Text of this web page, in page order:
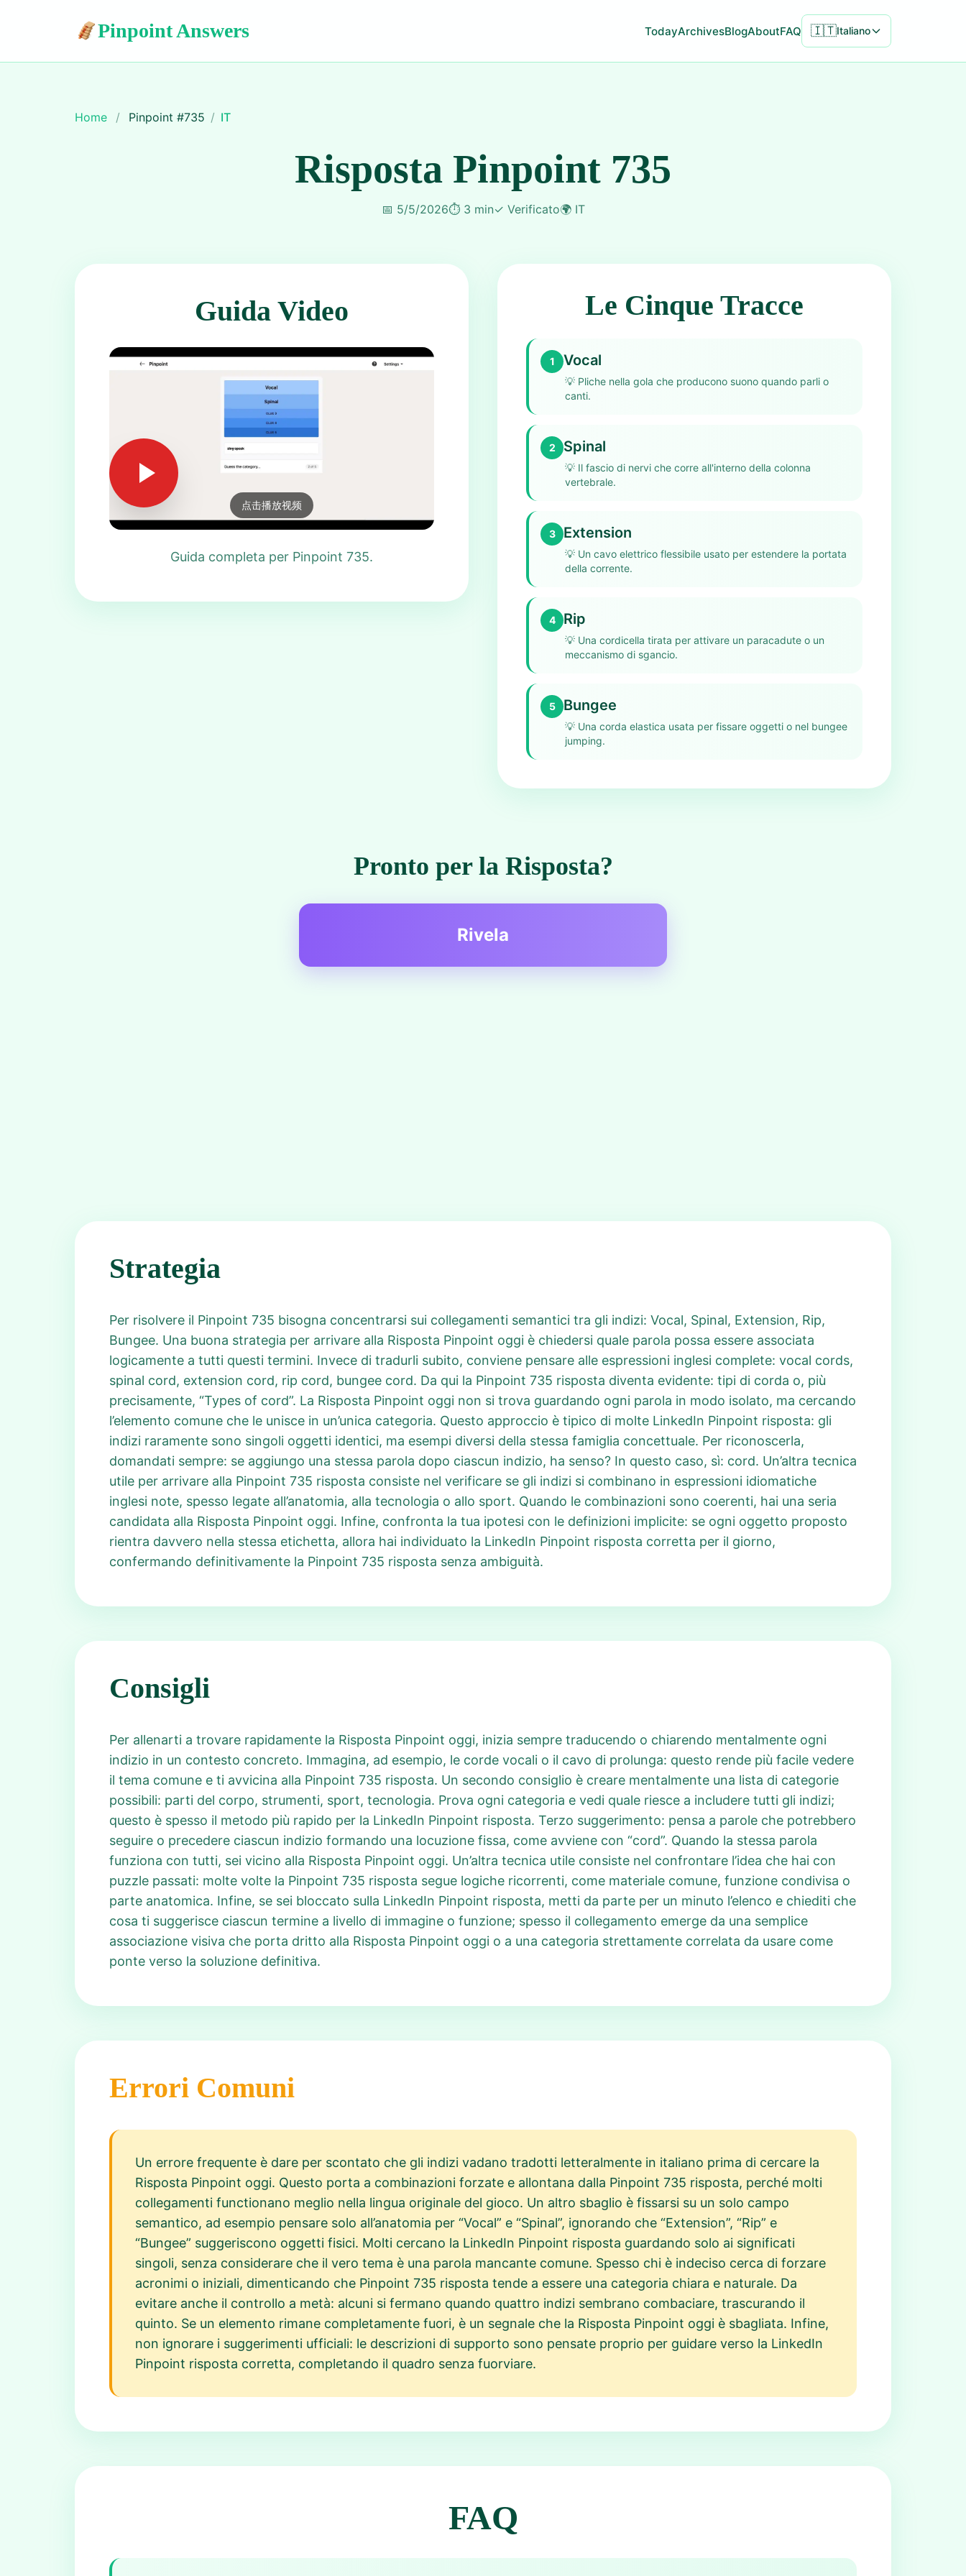
Pinpoint Answers TodayArchivesBlogAboutFAQ 🇮🇹Italiano
Home / Pinpoint #735 / IT
Risposta Pinpoint 735
📅 5/5/2026⏱️ 3 min✓ Verificato🌍 IT
Guida Video
点击播放视频
Guida completa per Pinpoint 735.
Le Cinque Tracce
1 Vocal
💡 Pliche nella gola che producono suono quando parli o
canti.
2 Spinal
💡 Il fascio di nervi che corre all'interno della colonna
vertebrale.
3 Extension
💡 Un cavo elettrico flessibile usato per estendere la portata
della corrente.
4 Rip
💡 Una cordicella tirata per attivare un paracadute o un
meccanismo di sgancio.
5 Bungee
💡 Una corda elastica usata per fissare oggetti o nel bungee
jumping.
Pronto per la Risposta?
Rivela
Strategia
Per risolvere il Pinpoint 735 bisogna concentrarsi sui collegamenti semantici tra gli indizi: Vocal, Spinal, Extension, Rip,
Bungee. Una buona strategia per arrivare alla Risposta Pinpoint oggi è chiedersi quale parola possa essere associata
logicamente a tutti questi termini. Invece di tradurli subito, conviene pensare alle espressioni inglesi complete: vocal cords,
spinal cord, extension cord, rip cord, bungee cord. Da qui la Pinpoint 735 risposta diventa evidente: tipi di corda o, più
precisamente, “Types of cord”. La Risposta Pinpoint oggi non si trova guardando ogni parola in modo isolato, ma cercando
l’elemento comune che le unisce in un’unica categoria. Questo approccio è tipico di molte LinkedIn Pinpoint risposta: gli
indizi raramente sono singoli oggetti identici, ma esempi diversi della stessa famiglia concettuale. Per riconoscerla,
domandati sempre: se aggiungo una stessa parola dopo ciascun indizio, ha senso? In questo caso, sì: cord. Un’altra tecnica
utile per arrivare alla Pinpoint 735 risposta consiste nel verificare se gli indizi si combinano in espressioni idiomatiche
inglesi note, spesso legate all’anatomia, alla tecnologia o allo sport. Quando le combinazioni sono coerenti, hai una seria
candidata alla Risposta Pinpoint oggi. Infine, confronta la tua ipotesi con le definizioni implicite: se ogni oggetto proposto
rientra davvero nella stessa etichetta, allora hai individuato la LinkedIn Pinpoint risposta corretta per il giorno,
confermando definitivamente la Pinpoint 735 risposta senza ambiguità.
Consigli
Per allenarti a trovare rapidamente la Risposta Pinpoint oggi, inizia sempre traducendo o chiarendo mentalmente ogni
indizio in un contesto concreto. Immagina, ad esempio, le corde vocali o il cavo di prolunga: questo rende più facile vedere
il tema comune e ti avvicina alla Pinpoint 735 risposta. Un secondo consiglio è creare mentalmente una lista di categorie
possibili: parti del corpo, strumenti, sport, tecnologia. Prova ogni categoria e vedi quale riesce a includere tutti gli indizi;
questo è spesso il metodo più rapido per la LinkedIn Pinpoint risposta. Terzo suggerimento: pensa a parole che potrebbero
seguire o precedere ciascun indizio formando una locuzione fissa, come avviene con “cord”. Quando la stessa parola
funziona con tutti, sei vicino alla Risposta Pinpoint oggi. Un’altra tecnica utile consiste nel confrontare l’idea che hai con
puzzle passati: molte volte la Pinpoint 735 risposta segue logiche ricorrenti, come materiale comune, funzione condivisa o
parte anatomica. Infine, se sei bloccato sulla LinkedIn Pinpoint risposta, metti da parte per un minuto l’elenco e chiediti che
cosa ti suggerisce ciascun termine a livello di immagine o funzione; spesso il collegamento emerge da una semplice
associazione visiva che porta dritto alla Risposta Pinpoint oggi o a una categoria strettamente correlata da usare come
ponte verso la soluzione definitiva.
Errori Comuni
Un errore frequente è dare per scontato che gli indizi vadano tradotti letteralmente in italiano prima di cercare la
Risposta Pinpoint oggi. Questo porta a combinazioni forzate e allontana dalla Pinpoint 735 risposta, perché molti
collegamenti functionano meglio nella lingua originale del gioco. Un altro sbaglio è fissarsi su un solo campo
semantico, ad esempio pensare solo all’anatomia per “Vocal” e “Spinal”, ignorando che “Extension”, “Rip” e
“Bungee” suggeriscono oggetti fisici. Molti cercano la LinkedIn Pinpoint risposta guardando solo ai significati
singoli, senza considerare che il vero tema è una parola mancante comune. Spesso chi è indeciso cerca di forzare
acronimi o iniziali, dimenticando che Pinpoint 735 risposta tende a essere una categoria chiara e naturale. Da
evitare anche il controllo a metà: alcuni si fermano quando quattro indizi sembrano combaciare, trascurando il
quinto. Se un elemento rimane completamente fuori, è un segnale che la Risposta Pinpoint oggi è sbagliata. Infine,
non ignorare i suggerimenti ufficiali: le descrizioni di supporto sono pensate proprio per guidare verso la LinkedIn
Pinpoint risposta corretta, completando il quadro senza fuorviare.
FAQ